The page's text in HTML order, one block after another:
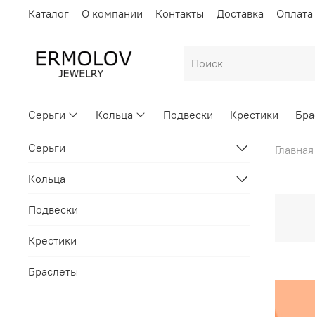
Каталог О компании Контакты Доставка Оплата
Серьги Кольца Подвески Крестики
Главная
Серьги
Кольца
Подвески
Крестики
Браслеты